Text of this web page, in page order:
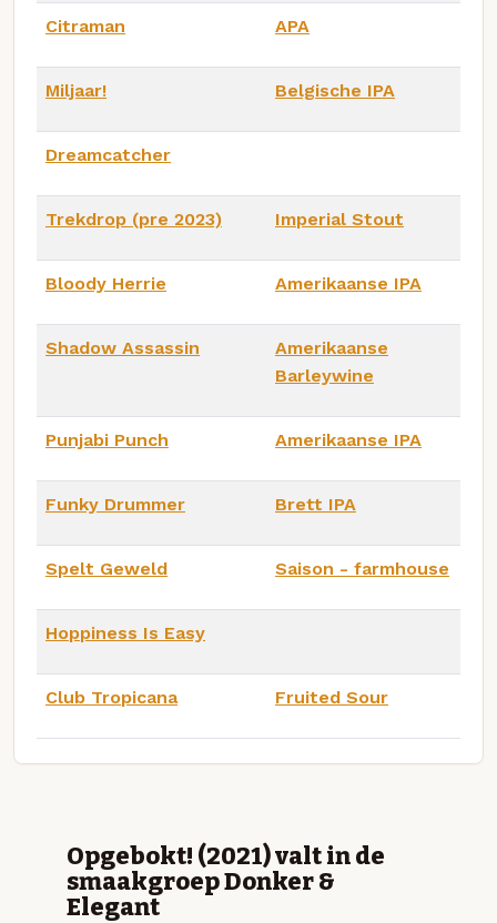
Citraman APA
Miljaar! Belgische IPA
Dreamcatcher
Trekdrop (pre 2023) Imperial Stout
Bloody Herrie Amerikaanse IPA
Shadow Assassin
Amerikaanse
Barleywine
Punjabi Punch Amerikaanse IPA
Funky Drummer Brett IPA
Spelt Geweld Saison - farmhouse
Hoppiness Is Easy
Club Tropicana Fruited Sour
Opgebokt! (2021) valt in de
smaakgroep Donker &
Elegant